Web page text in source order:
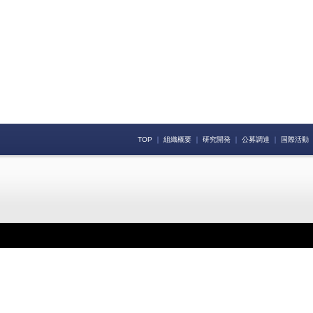
TOP ｜ 組織概要 ｜ 研究開発 ｜ 公募調達 ｜ 国際活動